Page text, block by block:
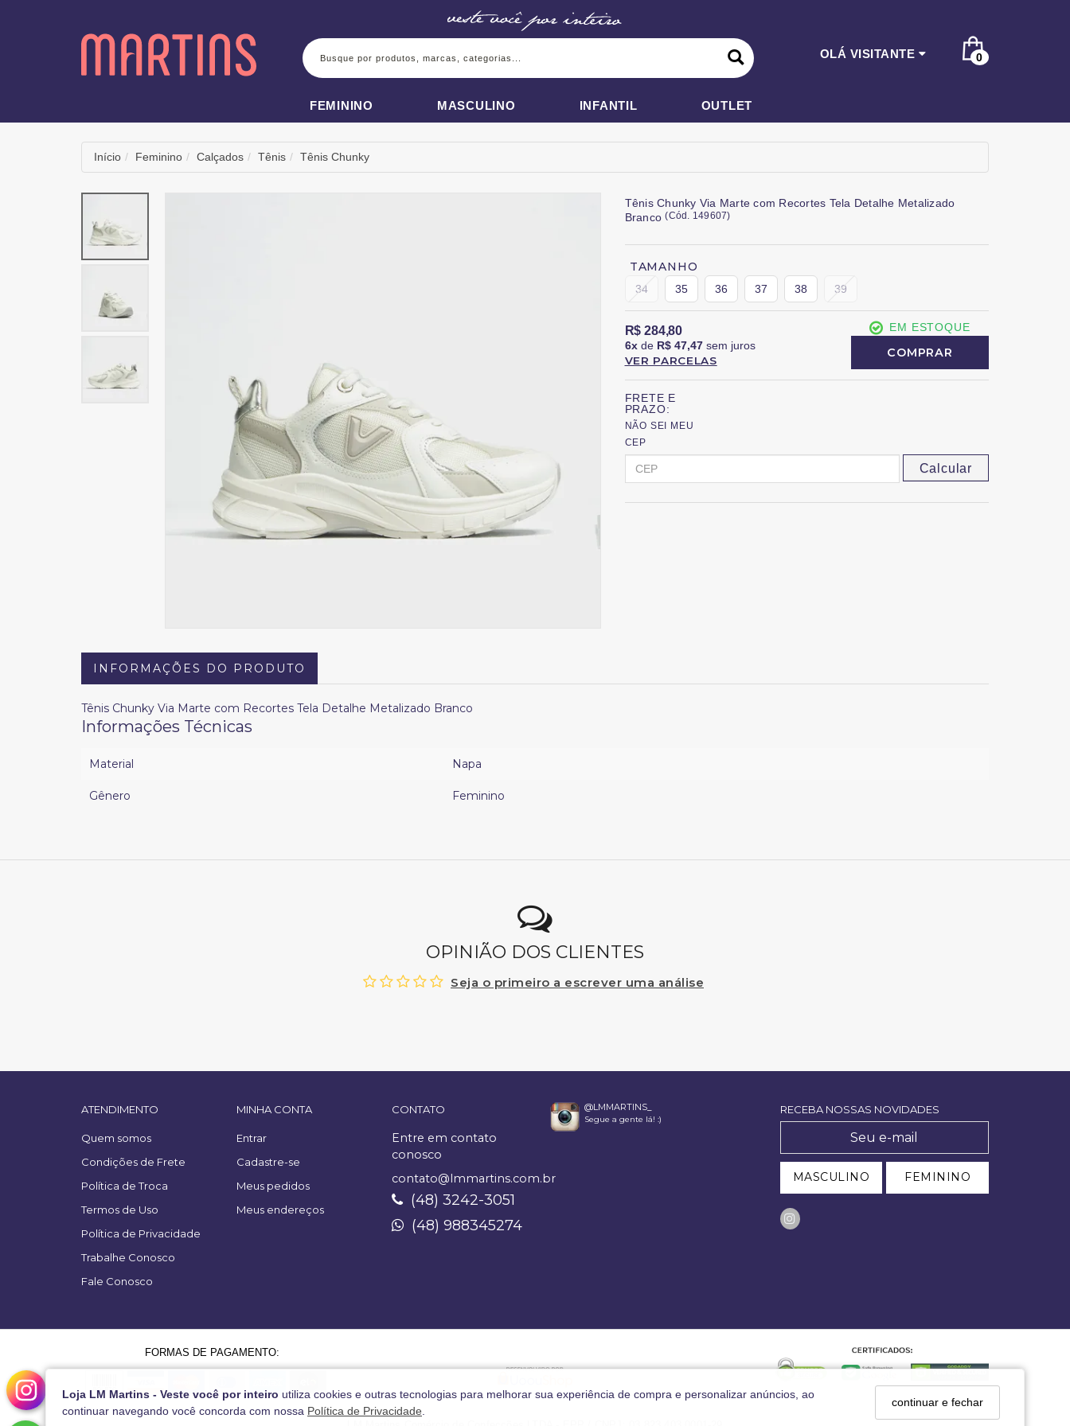
BUSCA
OLÁ VISITANTE 0
FEMININO MASCULINO INFANTIL OUTLET
Loja LM Martins - Veste você por inteiro utiliza cookies e outras tecnologias para melhorar sua experiência de compra e personalizar anúncios, ao
continuar navegando você concorda com nossa Política de Privacidade
continuar e fechar
Início Feminino Calçados Tênis Tênis Chunky
Tênis Chunky Via Marte com Recortes Tela Detalhe Metalizado
Branco(Cód. 149607)
TAMANHO
34 35 36 37 38 39
R$ 284,80
6xde R$ 47,47sem juros
VER PARCELAS
EM ESTOQUE
COMPRAR
FRETE E
PRAZO:
NÃO SEI MEU
CEP
Calcular
INFORMAÇÕES DO PRODUTO
Tênis Chunky Via Marte com Recortes Tela Detalhe Metalizado Branco
Informações Técnicas
Material Napa
Gênero Feminino
OPINIÃO DOS CLIENTES
Seja o primeiro a escrever uma análise
ATENDIMENTO
Quem somos
Condições de Frete
Política de Troca
Termos de Uso
Política de Privacidade
Trabalhe Conosco
Fale Conosco
MINHA CONTA
Entrar
Cadastre-se
Meus pedidos
Meus endereços
CONTATO
Entre em contato
conosco
contato@lmmartins.com.br
(48) 3242-3051
(48) 988345274
@LMMARTINS_
Segue a gente lá! :)
RECEBA NOSSAS NOVIDADES
MASCULINO FEMININO
FORMAS DE PAGAMENTO: